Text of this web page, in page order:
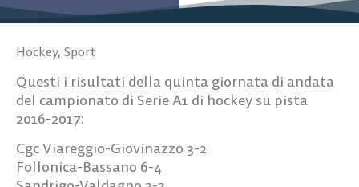
Hockey, Sport
Questi i risultati della quinta giornata di andata
del campionato di Serie A1 di hockey su pista
2016-2017:
Cgc Viareggio-Giovinazzo 3-2
Follonica-Bassano 6-4